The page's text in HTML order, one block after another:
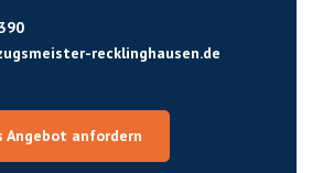
recklinghausen.de
Angebot anfordern